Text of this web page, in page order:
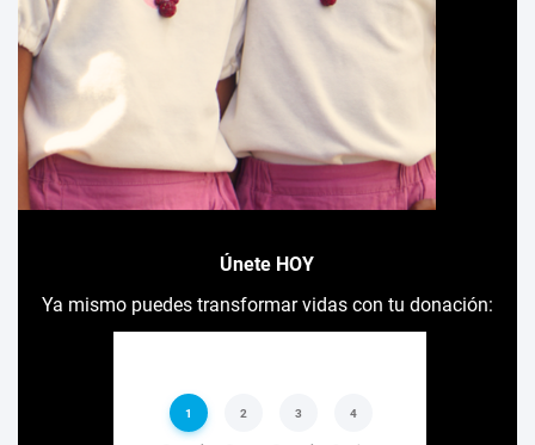
Únete HOY
Ya mismo puedes transformar vidas con tu donación: